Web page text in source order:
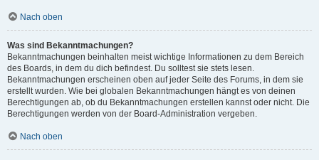
Nach oben
Was sind Bekanntmachungen?
Bekanntmachungen beinhalten meist wichtige Informationen zu dem Bereich
des Boards, in dem du dich befindest. Du solltest sie stets lesen.
Bekanntmachungen erscheinen oben auf jeder Seite des Forums, in dem sie
erstellt wurden. Wie bei globalen Bekanntmachungen hängt es von deinen
Berechtigungen ab, ob du Bekanntmachungen erstellen kannst oder nicht. Die
Berechtigungen werden von der Board-Administration vergeben.
Nach oben